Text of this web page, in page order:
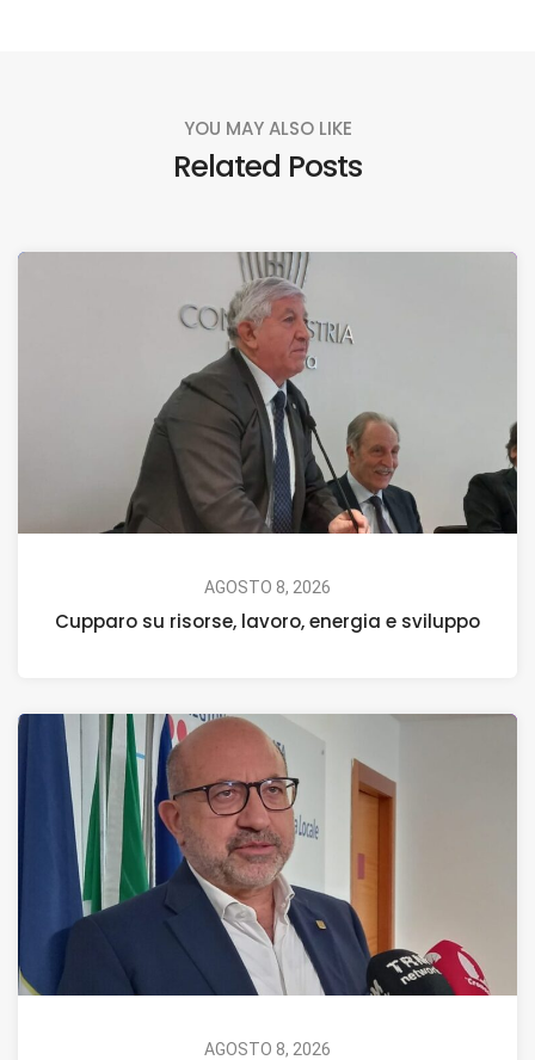
YOU MAY ALSO LIKE
Related Posts
AGOSTO 8, 2026
Cupparo su risorse, lavoro, energia e sviluppo
AGOSTO 8, 2026